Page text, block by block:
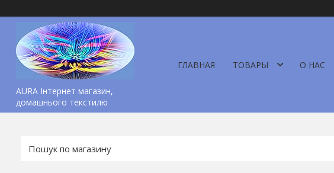
AURA Інтернет магазин,
домашнього текстилю
ГЛАВНАЯ ТОВАРЫ О НАС